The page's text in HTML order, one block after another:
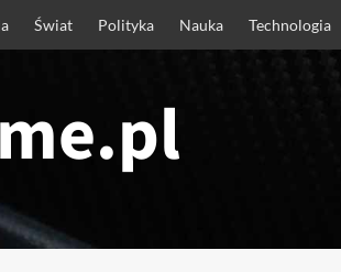
Świat Polityka Nauka Technologia